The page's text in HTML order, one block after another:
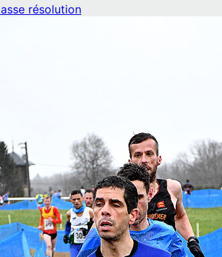
résolution